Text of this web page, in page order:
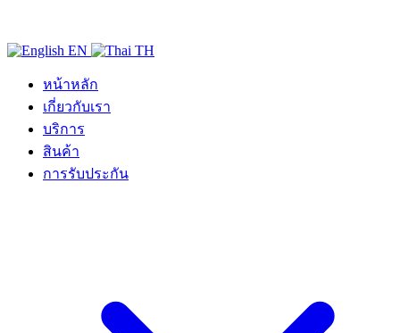
EN TH
หน้าหลัก
เกี่ยวกับเรา
บริการ
สินค้า
การรับประกัน